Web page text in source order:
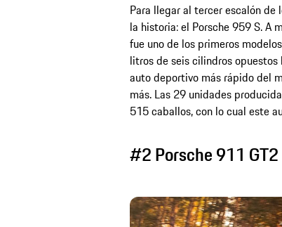
Para llegar al tercer escalón de
la historia: el Porsche 959 S. A
fue uno de los primeros
litros de seis cilindros
auto deportivo más rápido del
más. Las 29 unidades
515 caballos, con lo cual este
#2 Porsche 911 GT2